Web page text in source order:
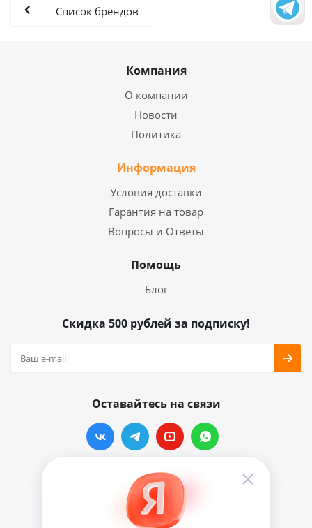
Список брендов
Компания
О компании
Новости
Политика
Информация
Условия доставки
Гарантия на товар
Вопросы и Ответы
Помощь
Блог
Скидка 500 рублей за подписку!
Оставайтесь на связи
Наши контакты
info@vinylmarkt.ru